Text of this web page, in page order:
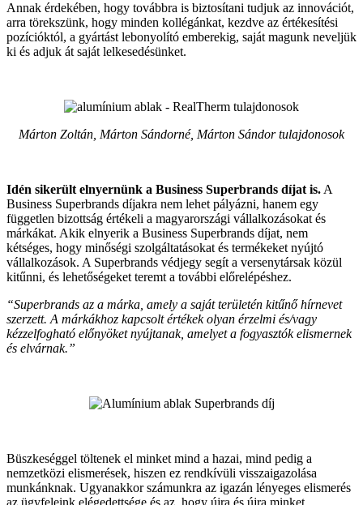
Annak érdekében, hogy továbbra is biztosítani tudjuk az innovációt,
arra törekszünk, hogy minden kollégánkat, kezdve az értékesítési
pozícióktól, a gyártást lebonyolító emberekig, saját magunk neveljük
ki és adjuk át saját lelkesedésünket.
Márton Zoltán, Márton Sándorné, Márton Sándor tulajdonosok
Idén sikerült elnyernünk a Business Superbrands díjat is. A
Business Superbrands díjakra nem lehet pályázni, hanem egy
független bizottság értékeli a magyarországi vállalkozásokat és
márkákat. Akik elnyerik a Business Superbrands díjat, nem
kétséges, hogy minőségi szolgáltatásokat és termékeket nyújtó
vállalkozások. A Superbrands védjegy segít a versenytársak közül
kitűnni, és lehetőségeket teremt a további előrelépéshez.
“Superbrands az a márka, amely a saját területén kitűnő hírnevet
szerzett. A márkákhoz kapcsolt értékek olyan érzelmi és/vagy
kézzelfogható előnyöket nyújtanak, amelyet a fogyasztók elismernek
és elvárnak.”
Büszkeséggel töltenek el minket mind a hazai, mind pedig a
nemzetközi elismerések, hiszen ez rendkívüli visszaigazolása
munkánknak. Ugyanakkor számunkra az igazán lényeges elismerés